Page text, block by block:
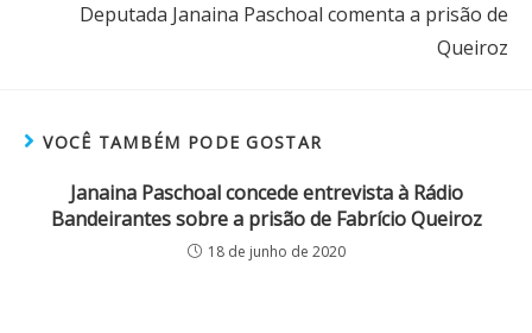
Deputada Janaina Paschoal comenta a prisão de
Queiroz
VOCÊ TAMBÉM PODE GOSTAR
Janaina Paschoal concede entrevista à Rádio
Bandeirantes sobre a prisão de Fabrício Queiroz
18 de junho de 2020